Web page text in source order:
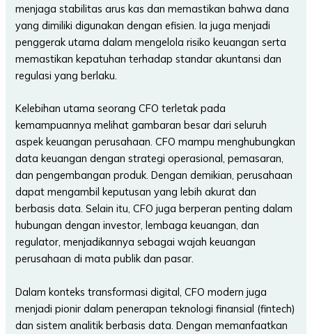
menjaga stabilitas arus kas dan memastikan bahwa dana
yang dimiliki digunakan dengan efisien. Ia juga menjadi
penggerak utama dalam mengelola risiko keuangan serta
memastikan kepatuhan terhadap standar akuntansi dan
regulasi yang berlaku.
Kelebihan utama seorang CFO terletak pada
kemampuannya melihat gambaran besar dari seluruh
aspek keuangan perusahaan. CFO mampu menghubungkan
data keuangan dengan strategi operasional, pemasaran,
dan pengembangan produk. Dengan demikian, perusahaan
dapat mengambil keputusan yang lebih akurat dan
berbasis data. Selain itu, CFO juga berperan penting dalam
hubungan dengan investor, lembaga keuangan, dan
regulator, menjadikannya sebagai wajah keuangan
perusahaan di mata publik dan pasar.
Dalam konteks transformasi digital, CFO modern juga
menjadi pionir dalam penerapan teknologi finansial (fintech)
dan sistem analitik berbasis data. Dengan memanfaatkan